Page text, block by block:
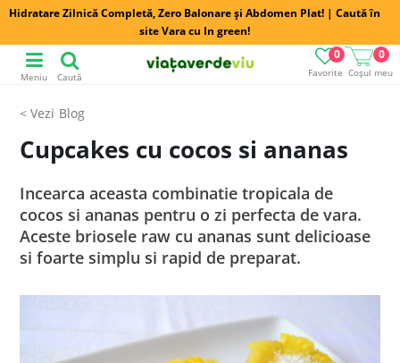
Hidratare Zilnică Completă, Zero Balonare și Abdomen Plat! | Caută în
site Vara cu In green!
Favorite
0
Coșul meu
0
Meniu Caută
Blog
Cupcakes cu cocos si ananas
Incearca aceasta combinatie tropicala de
cocos si ananas pentru o zi perfecta de vara.
Aceste briosele raw cu ananas sunt delicioase
si foarte simplu si rapid de preparat.